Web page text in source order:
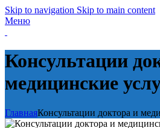
Skip to navigation Skip to main content
Меню
Консультации
медицинские
ГлавнаяКонсультации доктора и